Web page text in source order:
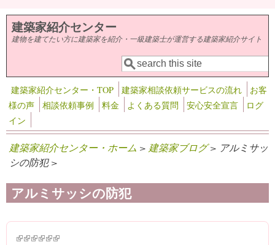
メインコンテンツに移動
建築家紹介センター
建物を建てたい方に建築家を紹介・一級建築士が運営する建築家紹介サイト
検索フォーム
検索
建築家紹介センター・TOP 建築家相談依頼サービスの流れ
お客
様の声
相談依頼事例 料金 よくある質問 安心安全宣言
ログ
イン
建築家紹介センター・ホーム > 建築家ブログ> アルミサッ
シの防犯 >
アルミサッシの防犯
(link is external)
(link is external)
(link is external)
(link is external)
(link is external)
(link is external)